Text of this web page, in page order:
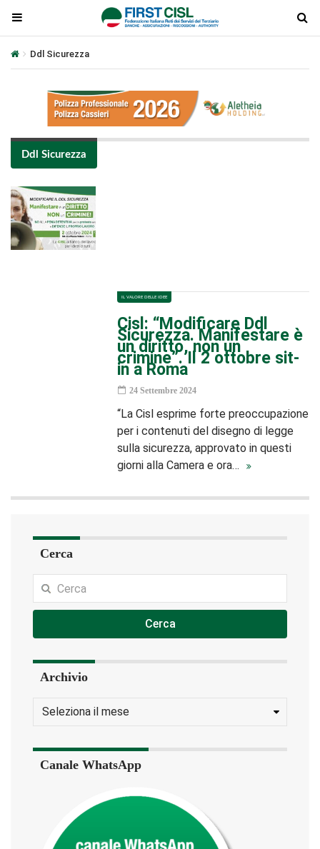
Ddl Sicurezza
Ddl Sicurezza
IL VALORE DELLE IDEE
Cisl: “Modificare Ddl
Sicurezza. Manifestare è
un diritto, non un
crimine”. Il 2 ottobre sit-
in a Roma
24 Settembre 2024
“La Cisl esprime forte preoccupazione
per i contenuti del disegno di legge
sulla sicurezza, approvato in questi
giorni alla Camera e ora…
Cerca
Cerca
Archivio
Canale WhatsApp